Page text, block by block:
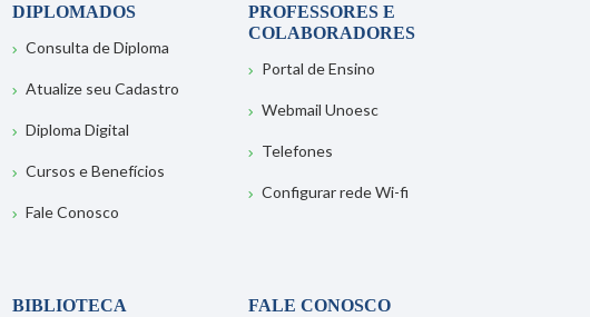
DIPLOMADOS
Consulta de Diploma
Atualize seu Cadastro
Diploma Digital
Cursos e Benefícios
Fale Conosco
PROFESSORES E
COLABORADORES
Portal de Ensino
Webmail Unoesc
Telefones
Configurar rede Wi-fi
BIBLIOTECA
FALE CONOSCO